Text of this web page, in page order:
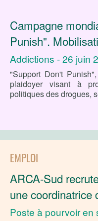
Campagne
Punish".
Addictions - 26 juin
"Support Don't
plaidoyer visant à
politiques des drogues,
EMPLOI
ARCA-Sud
une coordinatrice
Poste à pourvoir en